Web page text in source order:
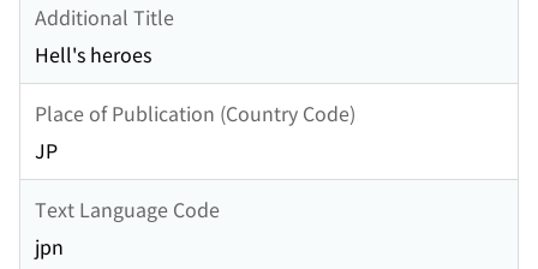
Additional Title
Hell's heroes
Place of Publication (Country Code)
JP
Text Language Code
jpn